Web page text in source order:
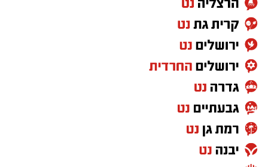
בחינת מאפייני הדרך שבה היא מוצבת, היקפי
התנועה באזור, נתוני תאונות הדרכים, מספר
הנפגעים ומאפייני הסיכון בכל מקטע.
בתום הבדיקה החליט ראש אגף התנועה, ניצב חיים
שמואלי, לעדכן את ספי האכיפה בהתאם לניתוח
שנערך ולתנאי הדרך בפועל. במשטרה מסבירים כי
המטרה היא למקד את האכיפה במיוחד במקומות
שבהם קיימת סכנה מוגברת למשתמשי הדרך.
מה שלא נמסר לציבור הוא הנתון שמעניין נהגים